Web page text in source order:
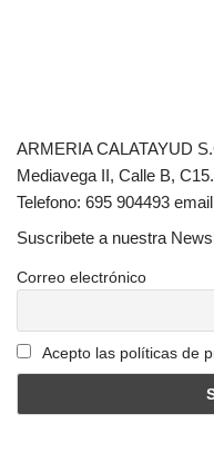
ARMERIA CALATAYUD
Mediavega II, Calle B,
Telefono: 695 904493
Suscribete a nuestra
Correo electrónico
Acepto las políticas de